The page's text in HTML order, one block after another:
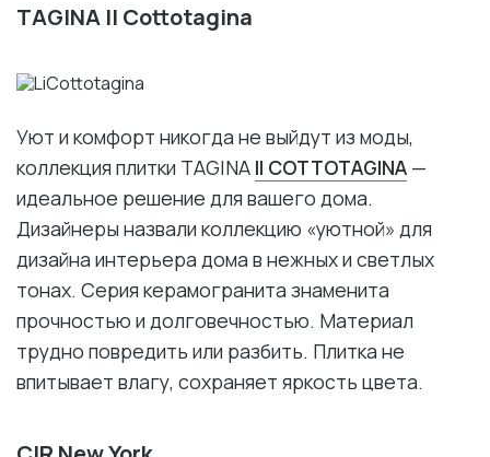
TAGINA Il Cottotagina
Уют и комфорт никогда не выйдут из моды,
коллекция плитки TAGINA Il COTTOTAGINA —
идеальное решение для вашего дома.
Дизайнеры назвали коллекцию «уютной» для
дизайна интерьера дома в нежных и светлых
тонах. Серия керамогранита знаменита
прочностью и долговечностью. Материал
трудно повредить или разбить. Плитка не
впитывает влагу, сохраняет яркость цвета.